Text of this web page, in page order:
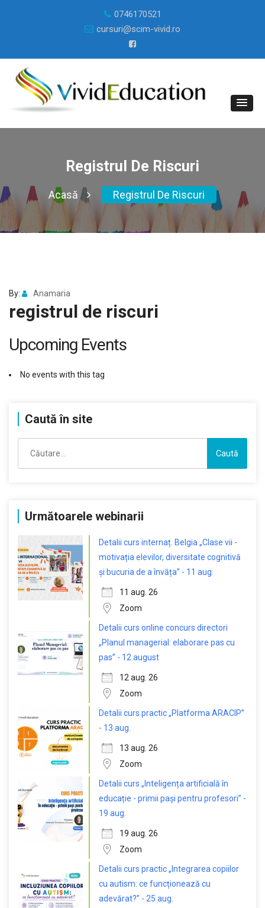
0746170521
cursuri@scim-vivid.ro
Registrul De Riscuri
Acasă Registrul De Riscuri
By: Anamaria
registrul de riscuri
Upcoming Events
No events with this tag
Caută în site
după:
Următoarele webinarii
Detalii curs internaț. Belgia „Clase vii -
motivația elevilor, diversitate cognitivă
și bucuria de a învăța” - 11 aug.
11 aug. 26
Zoom
Detalii curs online concurs directori
„Planul managerial: elaborare pas cu
pas” - 12 august
12 aug. 26
Zoom
Detalii curs practic „Platforma ARACIP”
- 13 aug.
13 aug. 26
Zoom
Detalii curs „Inteligența artificială în
educație - primii pași pentru profesori” -
19 aug.
19 aug. 26
Zoom
Detalii curs practic „Integrarea copiilor
cu autism: ce funcționează cu
adevărat?” - 25 aug.